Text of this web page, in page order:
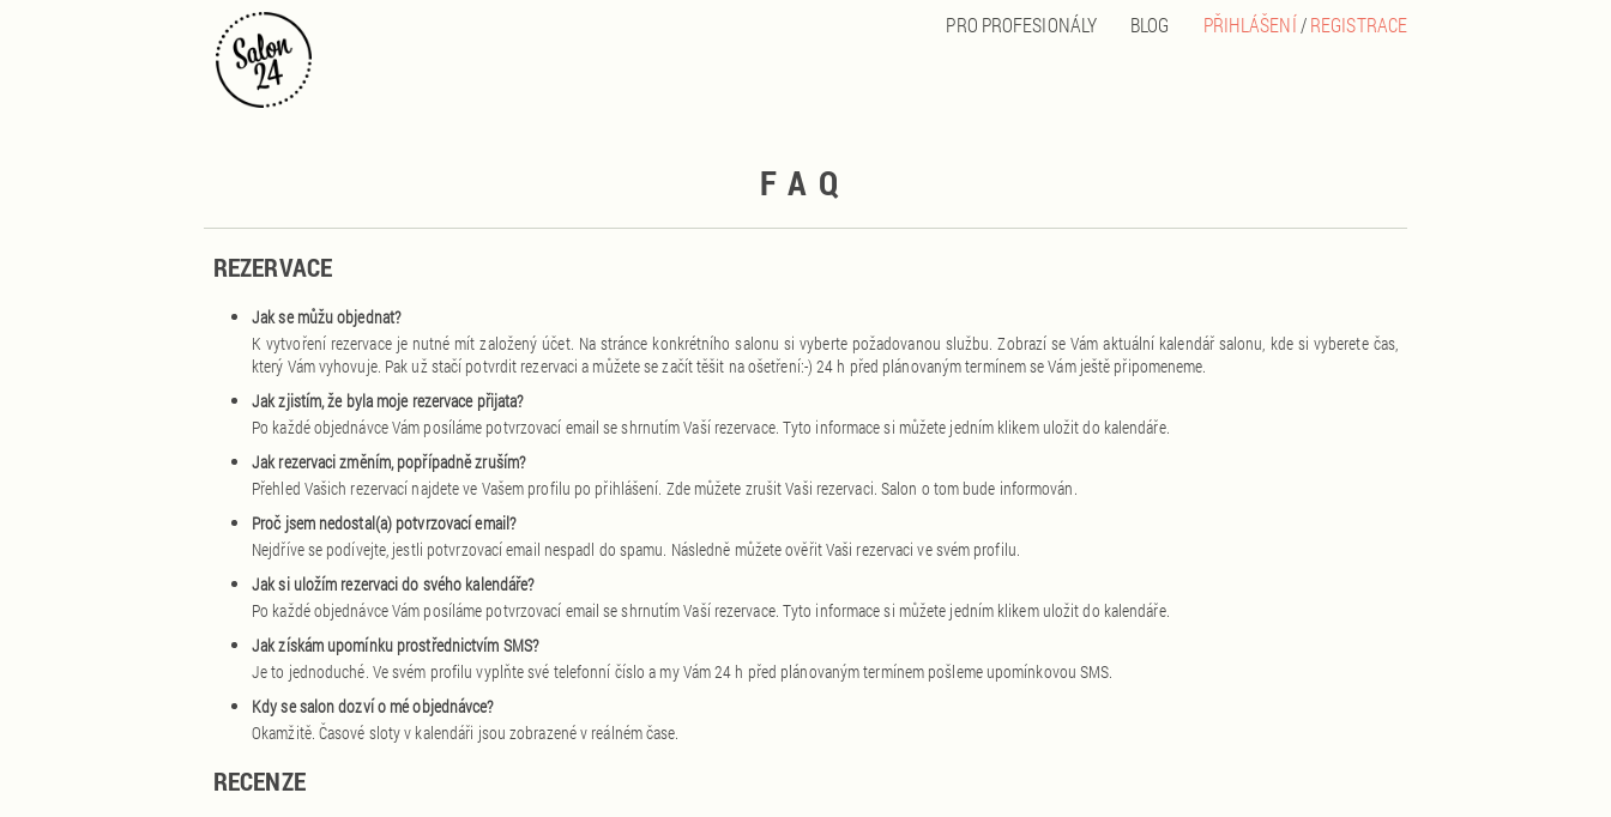
PRO PROFESIONÁLY BLOG PŘIHLÁŠENÍ /REGISTRACE
FAQ
REZERVACE
Jak se můžu objednat?
K vytvoření rezervace je nutné mít založený účet. Na stránce konkrétního salonu si vyberte požadovanou službu. Zobrazí se Vám aktuální kalendář salonu, kde si vyberete čas,
který Vám vyhovuje. Pak už stačí potvrdit rezervaci a můžete se začít těšit na ošetření:-) 24 h před plánovaným termínem se Vám ještě připomeneme.
Jak zjistím, že byla moje rezervace přijata?
Po každé objednávce Vám posíláme potvrzovací email se shrnutím Vaší rezervace. Tyto informace si můžete jedním klikem uložit do kalendáře.
Jak rezervaci změním, popřípadně zruším?
Přehled Vašich rezervací najdete ve Vašem profilu po přihlášení. Zde můžete zrušit Vaši rezervaci. Salon o tom bude informován.
Proč jsem nedostal(a) potvrzovací email?
Nejdříve se podívejte, jestli potvrzovací email nespadl do spamu. Následně můžete ověřit Vaši rezervaci ve svém profilu.
Jak si uložím rezervaci do svého kalendáře?
Po každé objednávce Vám posíláme potvrzovací email se shrnutím Vaší rezervace. Tyto informace si můžete jedním klikem uložit do kalendáře.
Jak získám upomínku prostřednictvím SMS?
Je to jednoduché. Ve svém profilu vyplňte své telefonní číslo a my Vám 24 h před plánovaným termínem pošleme upomínkovou SMS.
Kdy se salon dozví o mé objednávce?
Okamžitě. Časové sloty v kalendáři jsou zobrazené v reálném čase.
RECENZE